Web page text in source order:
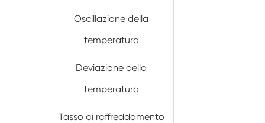
Oscillazione della
temperatura
Deviazione della
temperatura
Tasso di raffreddamento